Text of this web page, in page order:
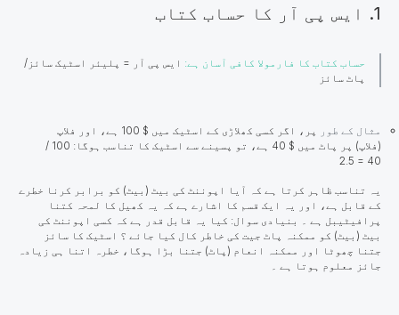
1. ایس پی آر کا حساب کتاب
حساب کتاب کا فارمولا کافی آسان ہے: ایس پی آر = پلیئر اسٹیک سائز/
پاٹ سائز
مثال کے طور پر ،
اگر کسی کھلاڑی کے اسٹیک میں $ 100 ہے، اور فلاپ
(فلاپ) پر پاٹ میں $ 40 ہے، تو پسینے سے اسٹیک کا تناسب ہوگا: 100 /
40 = 2.5
یہ تناسب ظاہر کرتا ہے کہ آیا اپوننٹ کی بیٹ (بیٹ) کو برابر کرنا خطرے
کے قابل ہے، اور یہ ایک قسم کا اشارے ہے کہ یہ کھیل کا لمحہ کتنا
پرافیٹیبل ہے ۔ بنیادی سوال: کیا یہ قابل قدر ہے کہ کسی اپوننٹ کی
بیٹ (بیٹ) کو ممکنہ پاٹ جیت کی خاطر کال کیا جائے ؟ اسٹیک کا سائز
جتنا چھوٹا اور ممکنہ انعام (پاٹ) جتنا بڑا ہوگا، خطرہ اتنا ہی زیادہ
جائز معلوم ہوتا ہے ۔